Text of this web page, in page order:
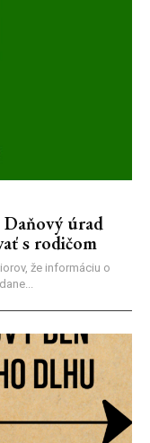
Daňový úrad
s rodičom
že informáciu o